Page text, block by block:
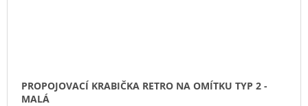
PROPOJOVACÍ KRABIČKA RETRO NA OMÍTKU TYP 2 -
MALÁ